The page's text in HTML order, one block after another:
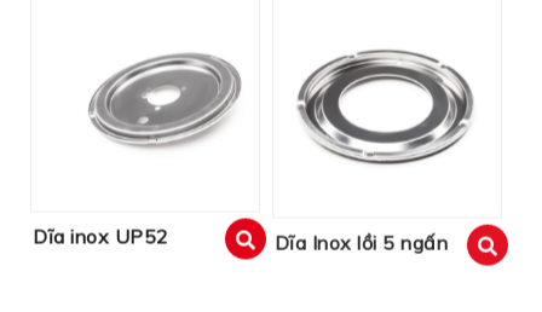
Dĩa inox UP52 Dĩa Inox lồi 5 ngấn
xem